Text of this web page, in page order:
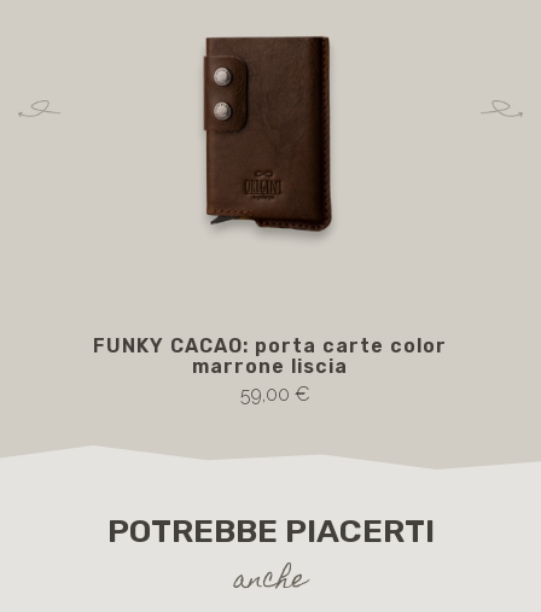
FUNKY CACAO: porta carte color
marrone liscia
59,00 €
POTREBBE PIACERTI
anche